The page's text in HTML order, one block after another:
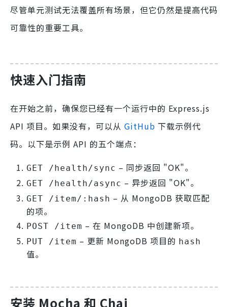
尽管单元测试无法覆盖所有场景，但它仍然是提高代码
可靠性的重要工具。
快速入门指南
在开始之前，确保您已经有一个运行中的 Express.js
API 项目。如果没有，可以从 GitHub 下载示例代
码。以下是示例 API 的五个端点：
GET /health/sync – 同步返回 "OK"。
GET /health/async – 异步返回 "OK"。
GET /item/:hash – 从 MongoDB 获取匹配
的项。
POST /item – 在 MongoDB 中创建新项。
PUT /item – 更新 MongoDB 项目的 hash
值。
安装 Mocha 和 Chai